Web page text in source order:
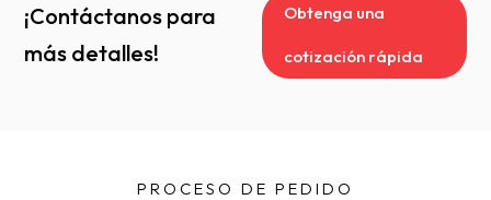
¡Contáctanos para
más detalles!
Obtenga una
cotización rápida
PROCESO DE PEDIDO